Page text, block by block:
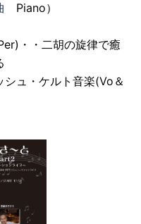
Piano）
・・二胡の旋律で癒
ュ・ケルト音楽(Vo＆